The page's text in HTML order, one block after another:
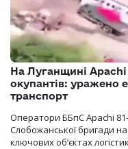
На Луганщині
окупантів: уражено
транспорт
Оператори ББпС Apachi
Слобожанської бригади
ключових об’єктах